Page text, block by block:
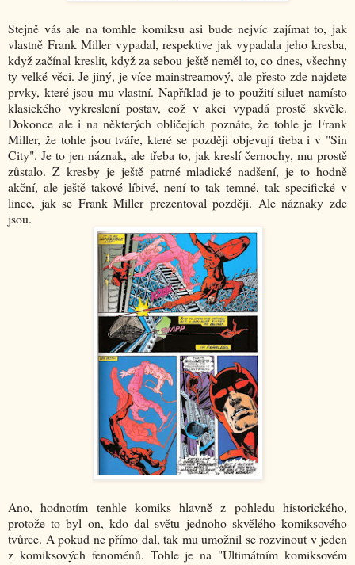
Stejně vás ale na tomhle komiksu asi bude nejvíc zajímat to, jak
vlastně Frank Miller vypadal, respektive jak vypadala jeho kresba,
když začínal kreslit, když za sebou ještě neměl to, co dnes, všechny
ty velké věci. Je jiný, je více mainstreamový, ale přesto zde najdete
prvky, které jsou mu vlastní. Například je to použití siluet namísto
klasického vykreslení postav, což v akci vypadá prostě skvěle.
Dokonce ale i na některých obličejích poznáte, že tohle je Frank
Miller, že tohle jsou tváře, které se později objevují třeba i v "Sin
City". Je to jen náznak, ale třeba to, jak kreslí černochy, mu prostě
zůstalo. Z kresby je ještě patrné mladické nadšení, je to hodně
akční, ale ještě takové líbivé, není to tak temné, tak specifické v
lince, jak se Frank Miller prezentoval později. Ale náznaky zde
jsou.
Ano, hodnotím tenhle komiks hlavně z pohledu historického,
protože to byl on, kdo dal světu jednoho skvělého komiksového
tvůrce. A pokud ne přímo dal, tak mu umožnil se rozvinout v jeden
z komiksových fenoménů. Tohle je na "Ultimátním komiksovém